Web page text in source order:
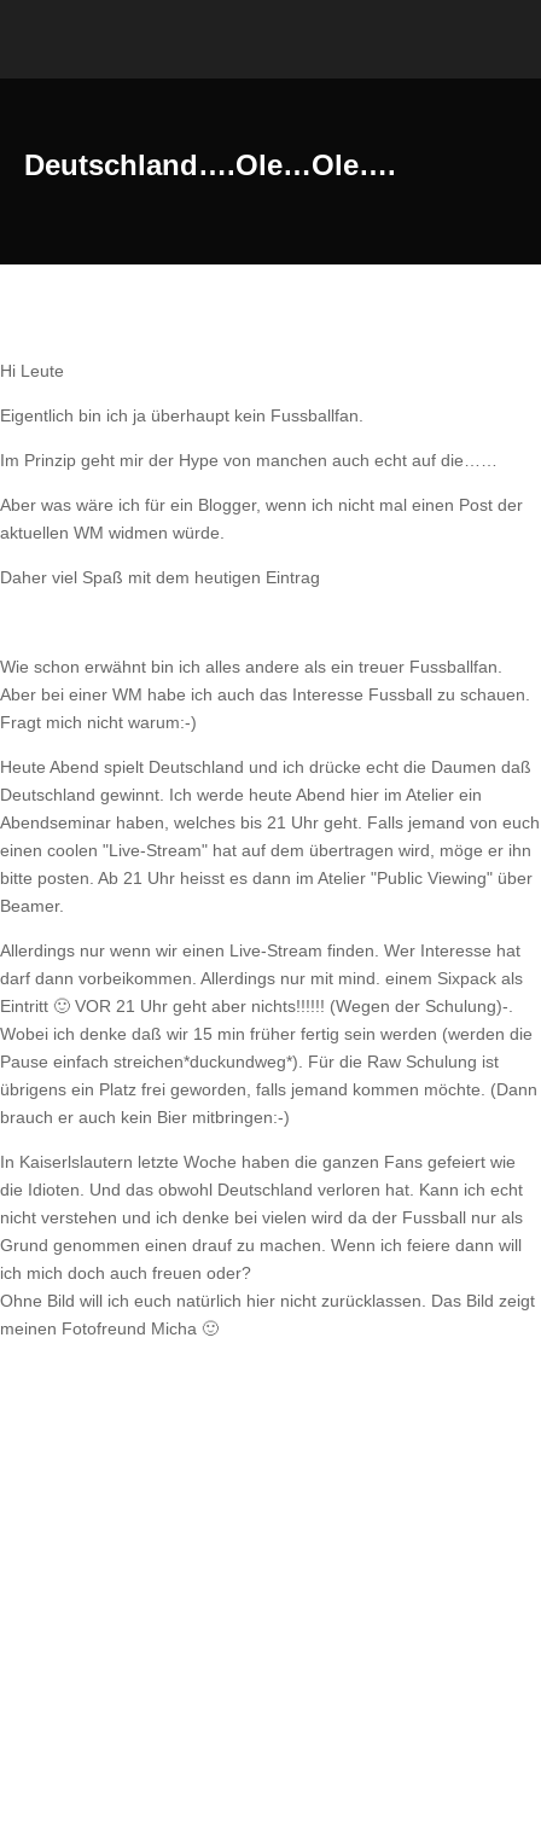
Deutschland….Ole…Ole….
Hi Leute
Eigentlich bin ich ja überhaupt kein Fussballfan.
Im Prinzip geht mir der Hype von manchen auch echt auf die……
Aber was wäre ich für ein Blogger, wenn ich nicht mal einen Post der
aktuellen WM widmen würde.
Daher viel Spaß mit dem heutigen Eintrag
Wie schon erwähnt bin ich alles andere als ein treuer Fussballfan.
Aber bei einer WM habe ich auch das Interesse Fussball zu schauen.
Fragt mich nicht warum:-)
Heute Abend spielt Deutschland und ich drücke echt die Daumen daß
Deutschland gewinnt. Ich werde heute Abend hier im Atelier ein
Abendseminar haben, welches bis 21 Uhr geht. Falls jemand von euch
einen coolen "Live-Stream" hat auf dem übertragen wird, möge er ihn
bitte posten. Ab 21 Uhr heisst es dann im Atelier "Public Viewing" über
Beamer.
Allerdings nur wenn wir einen Live-Stream finden. Wer Interesse hat
darf dann vorbeikommen. Allerdings nur mit mind. einem Sixpack als
Eintritt 🙂 VOR 21 Uhr geht aber nichts!!!!!! (Wegen der Schulung)-.
Wobei ich denke daß wir 15 min früher fertig sein werden (werden die
Pause einfach streichen*duckundweg*). Für die Raw Schulung ist
übrigens ein Platz frei geworden, falls jemand kommen möchte. (Dann
brauch er auch kein Bier mitbringen:-)
In Kaiserlslautern letzte Woche haben die ganzen Fans gefeiert wie
die Idioten. Und das obwohl Deutschland verloren hat. Kann ich echt
nicht verstehen und ich denke bei vielen wird da der Fussball nur als
Grund genommen einen drauf zu machen. Wenn ich feiere dann will
ich mich doch auch freuen oder?
Ohne Bild will ich euch natürlich hier nicht zurücklassen. Das Bild zeigt
meinen Fotofreund Micha 🙂